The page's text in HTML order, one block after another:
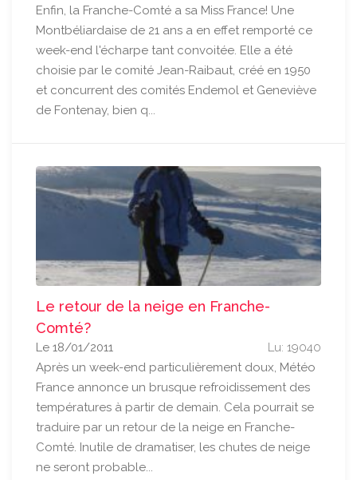
Enfin, la Franche-Comté a sa Miss France! Une
Montbéliardaise de 21 ans a en effet remporté ce
week-end l'écharpe tant convoitée. Elle a été
choisie par le comité Jean-Raibaut, créé en 1950
et concurrent des comités Endemol et Geneviève
de Fontenay, bien q...
Le retour de la neige en Franche-
Comté?
Lu: 19040
Le 18/01/2011
Après un week-end particulièrement doux, Météo
France annonce un brusque refroidissement des
températures à partir de demain. Cela pourrait se
traduire par un retour de la neige en Franche-
Comté. Inutile de dramatiser, les chutes de neige
ne seront probable...